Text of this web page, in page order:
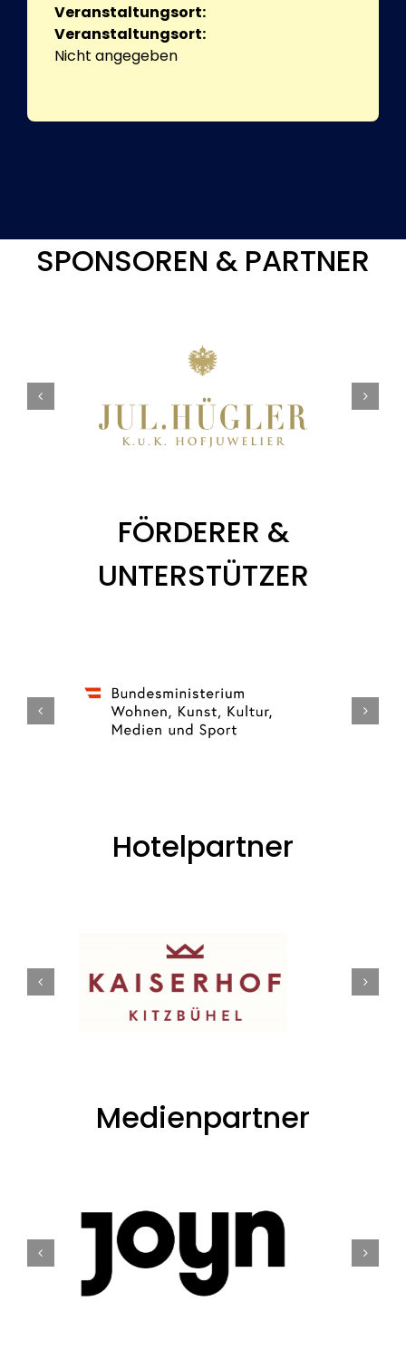
Veranstaltungsort:
Veranstaltungsort:
Nicht angegeben
SPONSOREN & PARTNER
FÖRDERER &
UNTERSTÜTZER
Hotelpartner
Medienpartner